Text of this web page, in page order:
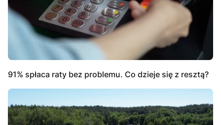
91% spłaca raty bez problemu. Co dzieje się z resztą?